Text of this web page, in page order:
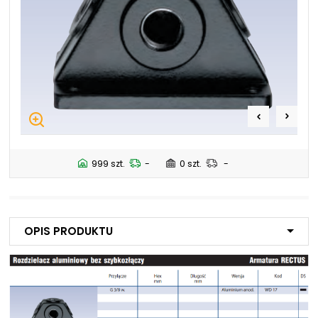
+48 669 834 274
uszczelnienia@chss.pl
+48 731 349 406
info@chss.pl
Centrum Hydrauliki Siłowej Jawor
59-400 Jawor, ul. Kuziennicza 5, POLSKA
Biuro obsługi klienta:
Magazyn 24H:
Projektowanie i budowa układów:
POWER HYDRAULICS SOLUTIONS
Sp. z o.o.
999 szt. - 0 szt. -
Opis produktu